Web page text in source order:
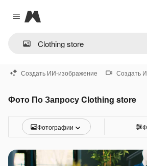
Close menu
Magnific
Создать ИИ-изображение Создать
Фото По Запросу Clothing store
Фотографии